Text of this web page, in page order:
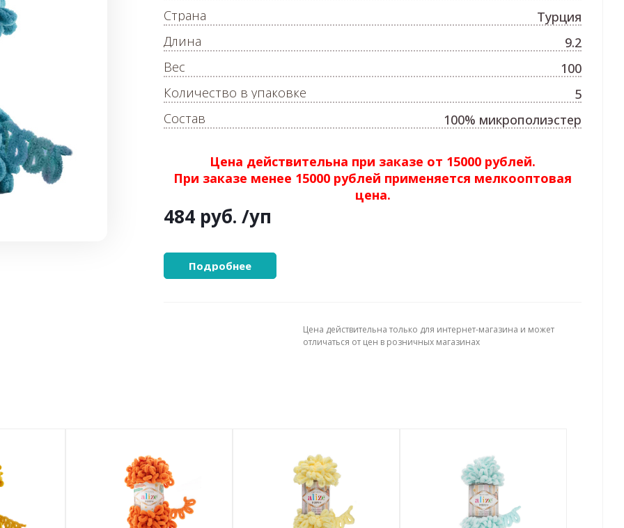
Цена действительна при заказе от 15000 рублей.
При заказе менее 15000 рублей применяется мелкооптовая
цена.
484 руб. /уп
Подробнее
Страна
Турция
Длина
9.2
Вес
100
Количество в упаковке
5
Состав
100% микрополиэстер
Цена действительна только для интернет-магазина и может
отличаться от цен в розничных магазинах